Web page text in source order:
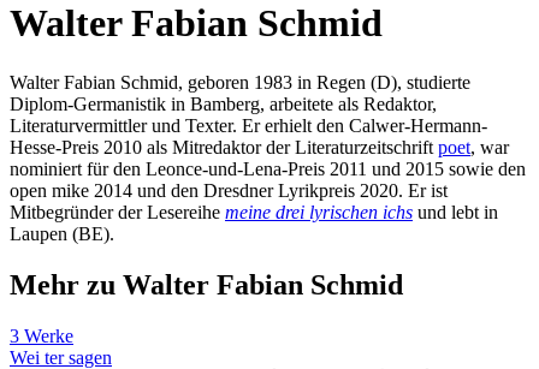
Walter Fabian Schmid
Walter Fabian Schmid, geboren 1983 in Regen (D), studierte
Diplom-Germanistik in Bamberg, arbeitete als Redaktor,
Literaturvermittler und Texter. Er erhielt den Calwer-Hermann-
Hesse-Preis 2010 als Mitredaktor der Literaturzeitschrift poet, war
nominiert für den Leonce-und-Lena-Preis 2011 und 2015 sowie den
open mike 2014 und den Dresdner Lyrikpreis 2020. Er ist
Mitbegründer der Lesereihe meine drei lyrischen ichs und lebt in
Laupen (BE).
Mehr zu Walter Fabian Schmid
3 Werke
Wei ter sagen